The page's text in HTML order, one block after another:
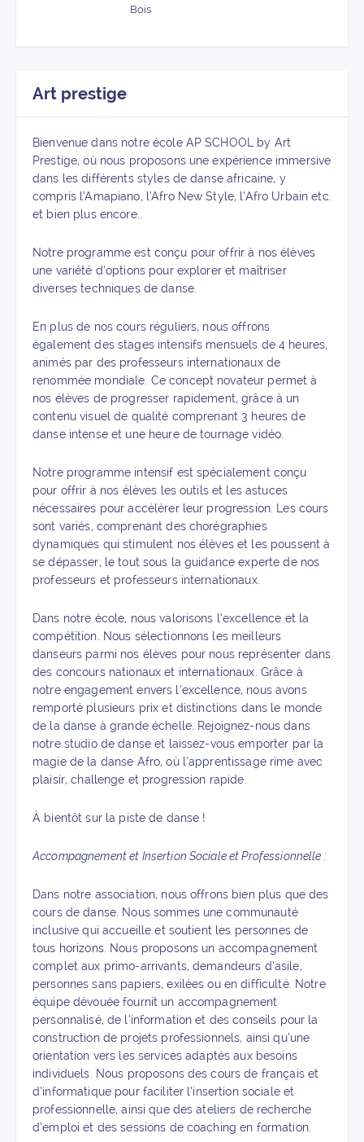
Bois
Art prestige
Bienvenue dans notre école AP SCHOOL by Art
Prestige, où nous proposons une expérience immersive
dans les différents styles de danse africaine, y
compris l’Amapiano, l’Afro New Style, l’Afro Urbain etc.
et bien plus encore..
Notre programme est conçu pour offrir à nos élèves
une variété d’options pour explorer et maîtriser
diverses techniques de danse.
En plus de nos cours réguliers, nous offrons
également des stages intensifs mensuels de 4 heures,
animés par des professeurs internationaux de
renommée mondiale. Ce concept novateur permet à
nos élèves de progresser rapidement, grâce à un
contenu visuel de qualité comprenant 3 heures de
danse intense et une heure de tournage vidéo.
Notre programme intensif est spécialement conçu
pour offrir à nos élèves les outils et les astuces
nécessaires pour accélérer leur progression. Les cours
sont variés, comprenant des chorégraphies
dynamiques qui stimulent nos élèves et les poussent à
se dépasser, le tout sous la guidance experte de nos
professeurs et professeurs internationaux.
Dans notre école, nous valorisons l’excellence et la
compétition. Nous sélectionnons les meilleurs
danseurs parmi nos élèves pour nous représenter dans
des concours nationaux et internationaux. Grâce à
notre engagement envers l’excellence, nous avons
remporté plusieurs prix et distinctions dans le monde
de la danse à grande échelle. Rejoignez-nous dans
notre studio de danse et laissez-vous emporter par la
magie de la danse Afro, où l’apprentissage rime avec
plaisir, challenge et progression rapide.
À bientôt sur la piste de danse !
Accompagnement et Insertion Sociale et Professionnelle :
Dans notre association, nous offrons bien plus que des
cours de danse. Nous sommes une communauté
inclusive qui accueille et soutient les personnes de
tous horizons. Nous proposons un accompagnement
complet aux primo-arrivants, demandeurs d’asile,
personnes sans papiers, exilées ou en difficulté. Notre
équipe dévouée fournit un accompagnement
personnalisé, de l’information et des conseils pour la
construction de projets professionnels, ainsi qu’une
orientation vers les services adaptés aux besoins
individuels. Nous proposons des cours de français et
d’informatique pour faciliter l’insertion sociale et
professionnelle, ainsi que des ateliers de recherche
d’emploi et des sessions de coaching en formation.